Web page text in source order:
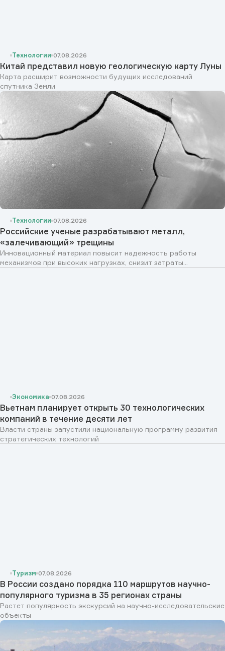
Технологии 07.08.2026
Китай представил новую геологическую карту Луны
Карта расширит возможности будущих исследований
спутника Земли
Технологии 07.08.2026
Российские ученые разрабатывают металл,
«залечивающий» трещины
Инновационный материал повысит надежность работы
механизмов при высоких нагрузках, снизит затраты...
Экономика 07.08.2026
Вьетнам планирует открыть 30 технологических
компаний в течение десяти лет
Власти страны запустили национальную программу развития
стратегических технологий
Туризм 07.08.2026
В России создано порядка 110 маршрутов научно-
популярного туризма в 35 регионах страны
Растет популярность экскурсий на научно-исследовательские
объекты